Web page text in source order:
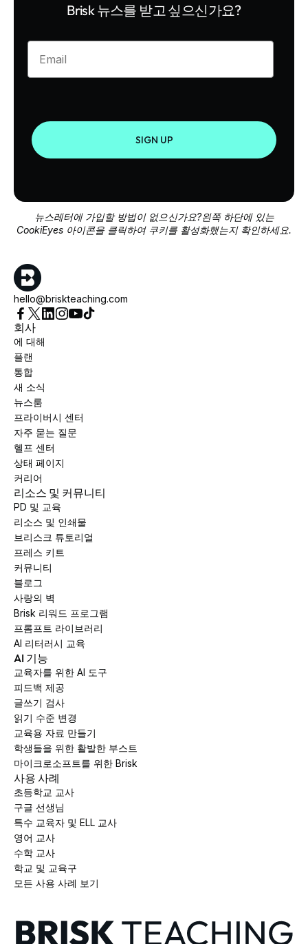
Brisk 뉴스를 받고 싶으신가요?
Enter your email
SIGN UP
뉴스레터에 가입할 방법이 없으신가요?왼쪽 하단에 있는
CookiEyes 아이콘을 클릭하여 쿠키를 활성화했는지 확인하세요.
hello@briskteaching.com
회사
에 대해
플랜
통합
새 소식
뉴스룸
프라이버시 센터
자주 묻는 질문
헬프 센터
상태 페이지
커리어
리소스 및 커뮤니티
PD 및 교육
리소스 및 인쇄물
브리스크 튜토리얼
프레스 키트
커뮤니티
블로그
사랑의 벽
Brisk 리워드 프로그램
프롬프트 라이브러리
AI 리터러시 교육
AI 기능
교육자를 위한 AI 도구
피드백 제공
글쓰기 검사
읽기 수준 변경
교육용 자료 만들기
학생들을 위한 활발한 부스트
마이크로소프트를 위한 Brisk
사용 사례
초등학교 교사
구글 선생님
특수 교육자 및 ELL 교사
영어 교사
수학 교사
학교 및 교육구
모든 사용 사례 보기